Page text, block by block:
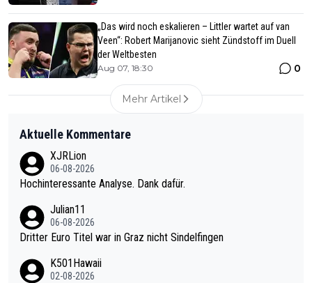
„Das wird noch eskalieren – Littler wartet auf van
Veen“: Robert Marijanovic sieht Zündstoff im Duell
der Weltbesten
Aug 07, 18:30 0
Mehr Artikel
Aktuelle Kommentare
XJRLion
06-08-2026
Hochinteressante Analyse. Dank dafür.
Julian11
06-08-2026
Dritter Euro Titel war in Graz nicht Sindelfingen
K501Hawaii
02-08-2026